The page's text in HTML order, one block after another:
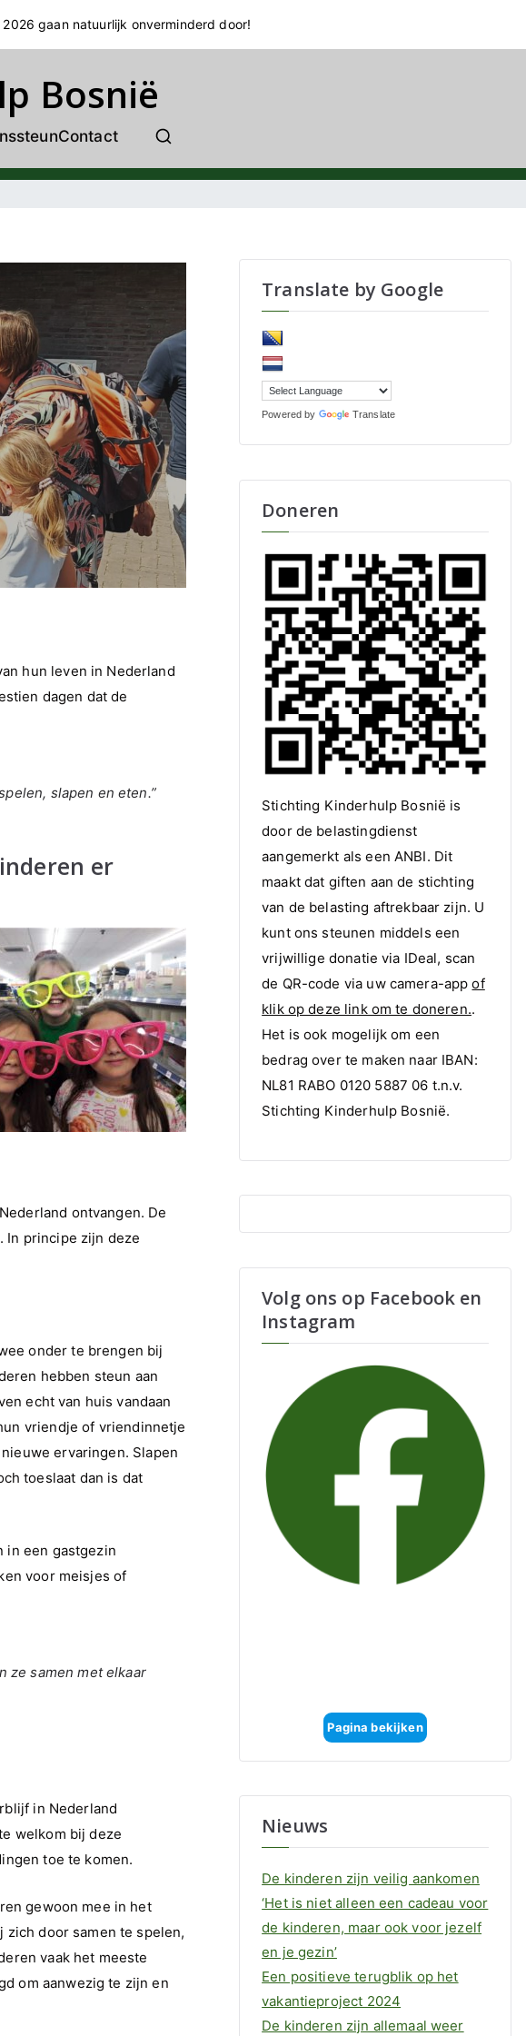
gaan natuurlijk onverminderd door!
Bosnië
Contact
hun leven in Nederland
dagen dat de
slapen en eten.”
er
ontvangen. De
In principe zijn deze
onder te brengen bij
hebben steun aan
echt van huis vandaan
vriendje of vriendinnetje
ervaringen. Slapen
toeslaat dan is dat
in een gastgezin
voor meisjes of
ze samen met elkaar
in Nederland
welkom bij deze
toe te komen.
gewoon mee in het
door samen te spelen,
vaak het meeste
om aanwezig te zijn en
Translate by Google
Powered by Translate
Doneren
Stichting Kinderhulp Bosnië is
door de belastingdienst
aangemerkt als een ANBI. Dit
maakt dat giften aan de stichting
van de belasting aftrekbaar zijn. U
kunt ons steunen middels een
vrijwillige donatie via IDeal, scan
de QR-code via uw camera-appof
klik op deze link om te doneren..
Het is ook mogelijk om een
bedrag over te maken naar IBAN:
NL81 RABO 0120 5887 06 t.n.v.
Stichting Kinderhulp Bosnië.
Volg ons op Facebook en
Instagram
Pagina bekijken
Nieuws
De kinderen zijn veilig aankomen
‘Het is niet alleen een cadeau voor
de kinderen, maar ook voor jezelf
en je gezin’
Een positieve terugblik op het
vakantieproject 2024
De kinderen zijn allemaal weer